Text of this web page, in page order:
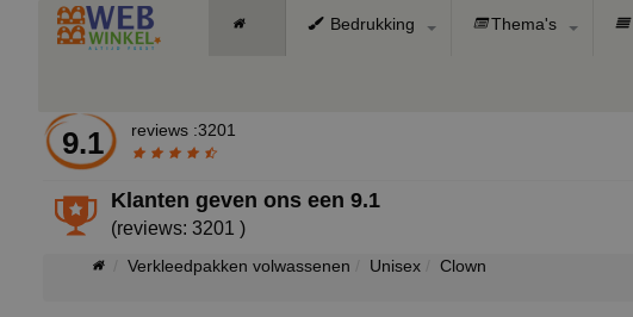
Bedrukking Thema's
9.1 reviews :3201
Klanten geven ons een9.1
(reviews: 3201 )
Verkleedpakken volwassenen Unisex Clown